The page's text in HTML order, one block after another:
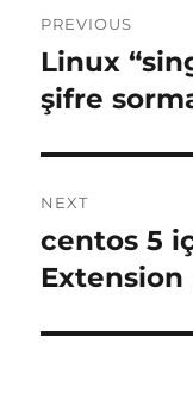
PREVIOUS
Previous
post:
Linux
şifre
NEXT
Next
post:
centos 5
Extension